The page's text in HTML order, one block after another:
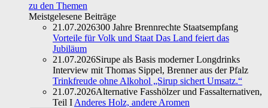
zu den Themen
Meistgelesene Beiträge
21.07.2026300 Jahre Brennrechte Staatsempfang
Vorteile für Volk und Staat Das Land feiert das
Jubiläum
21.07.2026Sirupe als Basis moderner Longdrinks
Interview mit Thomas Sippel, Brenner aus der Pfalz
Trinkfreude ohne Alkohol „Sirup sichert Umsatz.“
21.07.2026Alternative Fasshölzer und Fassalternativen,
Teil I Anderes Holz, andere Aromen